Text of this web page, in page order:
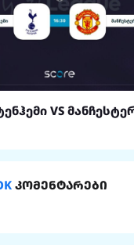
VS
კომენტარები